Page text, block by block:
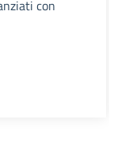
con